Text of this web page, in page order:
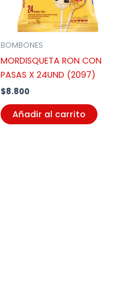
BOMBONES
MORDISQUETA RON CON
PASAS X 24UND (2097)
$8.800
Añadir al carrito